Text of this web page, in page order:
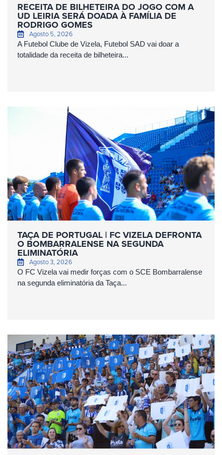
RECEITA DE BILHETEIRA DO JOGO COM A
UD LEIRIA SERÁ DOADA À FAMÍLIA DE
RODRIGO GOMES
Agosto 5, 2026
A Futebol Clube de Vizela, Futebol SAD vai doar a
totalidade da receita de bilheteira...
TAÇA DE PORTUGAL | FC VIZELA DEFRONTA
O BOMBARRALENSE NA SEGUNDA
ELIMINATÓRIA
Agosto 3, 2026
O FC Vizela vai medir forças com o SCE Bombarralense
na segunda eliminatória da Taça...